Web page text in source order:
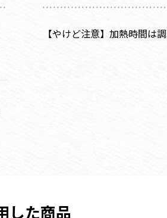
【やけど注意】加熱時間は
した商品